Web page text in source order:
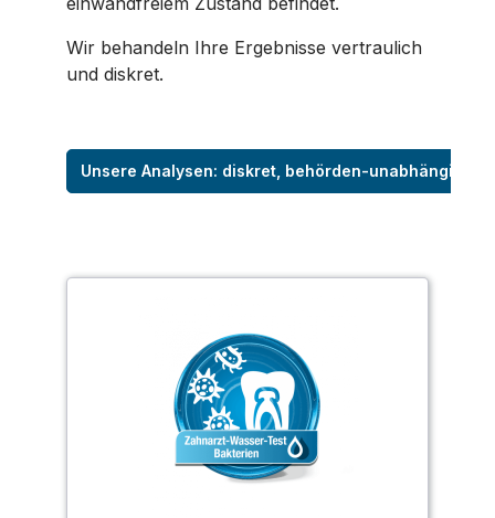
Wir behandeln Ihre Ergebnisse vertraulich
und diskret.
Unsere Analysen: diskret, behörden-unabhängig